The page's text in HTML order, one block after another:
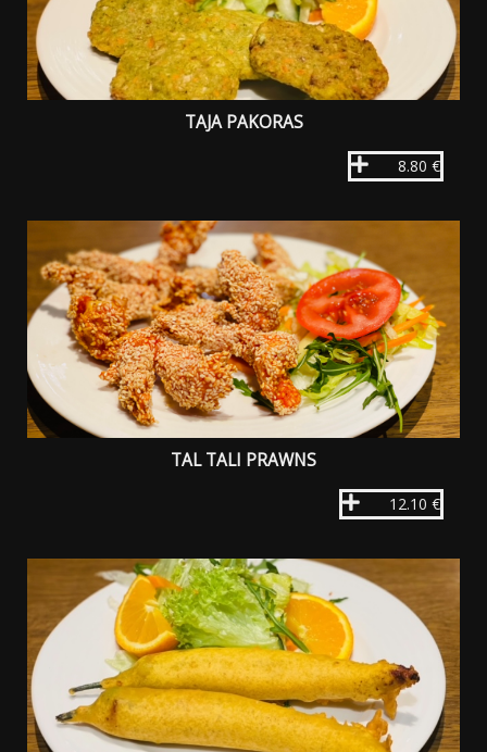
TAJA PAKORAS
8.80 €
TAL TALI PRAWNS
12.10 €